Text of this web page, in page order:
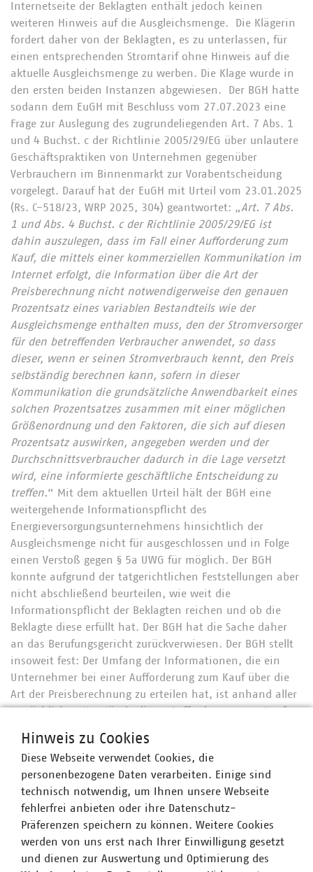
Internetseite der Beklagten enthält jedoch keinen
weiteren Hinweis auf die Ausgleichsmenge. Die Klägerin
fordert daher von der Beklagten, es zu unterlassen, für
einen entsprechenden Stromtarif ohne Hinweis auf die
aktuelle Ausgleichsmenge zu werben. Die Klage wurde in
den ersten beiden Instanzen abgewiesen. Der BGH hatte
sodann dem EuGH mit Beschluss vom 27.07.2023 eine
Frage zur Auslegung des zugrundeliegenden Art. 7 Abs. 1
und 4 Buchst. c der Richtlinie 2005/29/EG über unlautere
Geschäftspraktiken von Unternehmen gegenüber
Verbrauchern im Binnenmarkt zur Vorabentscheidung
vorgelegt. Darauf hat der EuGH mit Urteil vom 23.01.2025
(Rs. C-518/23, WRP 2025, 304) geantwortet: „Art. 7 Abs.
1 und Abs. 4 Buchst. c der Richtlinie 2005/29/EG ist
dahin auszulegen, dass im Fall einer Aufforderung zum
Kauf, die mittels einer kommerziellen Kommunikation im
Internet erfolgt, die Information über die Art der
Preisberechnung nicht notwendigerweise den genauen
Prozentsatz eines variablen Bestandteils wie der
Ausgleichsmenge enthalten muss, den der Stromversorger
für den betreffenden Verbraucher anwendet, so dass
dieser, wenn er seinen Stromverbrauch kennt, den Preis
selbständig berechnen kann, sofern in dieser
Kommunikation die grundsätzliche Anwendbarkeit eines
solchen Prozentsatzes zusammen mit einer möglichen
Größenordnung und den Faktoren, die sich auf diesen
Prozentsatz auswirken, angegeben werden und der
Durchschnittsverbraucher dadurch in die Lage versetzt
wird, eine informierte geschäftliche Entscheidung zu
treffen.“ Mit dem aktuellen Urteil hält der BGH eine
weitergehende Informationspflicht des
Energieversorgungsunternehmens hinsichtlich der
Ausgleichsmenge nicht für ausgeschlossen und in Folge
einen Verstoß gegen § 5a UWG für möglich. Der BGH
konnte aufgrund der tatgerichtlichen Feststellungen aber
nicht abschließend beurteilen, wie weit die
Informationspflicht der Beklagten reichen und ob die
Beklagte diese erfüllt hat. Der BGH hat die Sache daher
an das Berufungsgericht zurückverwiesen. Der BGH stellt
insoweit fest: Der Umfang der Informationen, die ein
Unternehmer bei einer Aufforderung zum Kauf über die
Art der Preisberechnung zu erteilen hat, ist anhand aller
tatsächlichen Umstände dieser Aufforderung zum Kauf
Es kommt auch darauf an, ob die in Rede stehenden
Informationen - hier der Prozentsatz einer sogenannten
Ausgleichsmenge bei Verwendung von Doppeltarifzählern
- zum Geschäfts- und Verantwortungsbereich des
Unternehmers gehören oder er sich diese mit
zumutbarem Aufwand beschaffen kann. Innerhalb eines
einzigen Verkehrskreises - hier der Mieter und
Eigentümer von Wohnimmobilien - scheidet eine
Hinweis zu Cookies
Diese Webseite verwendet Cookies, die
personenbezogene Daten verarbeiten. Einige sind
technisch notwendig, um Ihnen unsere Webseite
fehlerfrei anbieten oder ihre Datenschutz-
Präferenzen speichern zu können. Weitere Cookies
werden von uns erst nach Ihrer Einwilligung gesetzt
und dienen zur Auswertung und Optimierung des